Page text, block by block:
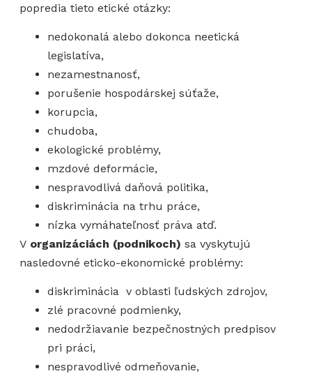
popredia tieto etické otázky:
nedokonalá alebo dokonca neetická
legislatíva,
nezamestnanosť,
porušenie hospodárskej súťaže,
korupcia,
chudoba,
ekologické problémy,
mzdové deformácie,
nespravodlivá daňová politika,
diskriminácia na trhu práce,
nízka vymáhateľnosť práva atď.
V organizáciách (podnikoch) sa vyskytujú
nasledovné eticko-ekonomické problémy:
diskriminácia v oblasti ľudských zdrojov,
zlé pracovné podmienky,
nedodržiavanie bezpečnostných predpisov
pri práci,
nespravodlivé odmeňovanie,